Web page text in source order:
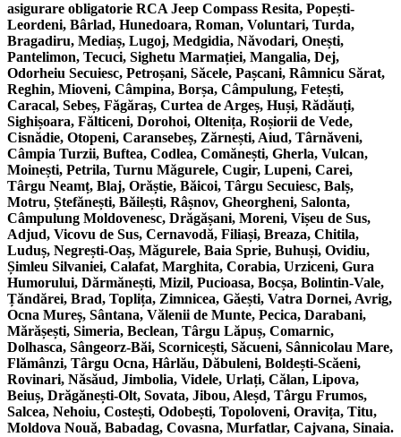
asigurare obligatorie RCA Jeep Compass Resita, Popești-
Leordeni, Bârlad, Hunedoara, Roman, Voluntari, Turda,
Bragadiru, Mediaș, Lugoj, Medgidia, Năvodari, Onești,
Pantelimon, Tecuci, Sighetu Marmației, Mangalia, Dej,
Odorheiu Secuiesc, Petroșani, Săcele, Pașcani, Râmnicu Sărat,
Reghin, Mioveni, Câmpina, Borșa, Câmpulung, Fetești,
Caracal, Sebeș, Făgăraș, Curtea de Argeș, Huși, Rădăuți,
Sighișoara, Fălticeni, Dorohoi, Oltenița, Roșiorii de Vede,
Cisnădie, Otopeni, Caransebeș, Zărnești, Aiud, Târnăveni,
Câmpia Turzii, Buftea, Codlea, Comănești, Gherla, Vulcan,
Moinești, Petrila, Turnu Măgurele, Cugir, Lupeni, Carei,
Târgu Neamț, Blaj, Orăștie, Băicoi, Târgu Secuiesc, Balș,
Motru, Ștefănești, Băilești, Râșnov, Gheorgheni, Salonta,
Câmpulung Moldovenesc, Drăgășani, Moreni, Vișeu de Sus,
Adjud, Vicovu de Sus, Cernavodă, Filiași, Breaza, Chitila,
Luduș, Negrești-Oaș, Măgurele, Baia Sprie, Buhuși, Ovidiu,
Șimleu Silvaniei, Calafat, Marghita, Corabia, Urziceni, Gura
Humorului, Dărmănești, Mizil, Pucioasa, Bocșa, Bolintin-Vale,
Țăndărei, Brad, Toplița, Zimnicea, Găești, Vatra Dornei, Avrig,
Ocna Mureș, Sântana, Vălenii de Munte, Pecica, Darabani,
Mărășești, Simeria, Beclean, Târgu Lăpuș, Comarnic,
Dolhasca, Sângeorz-Băi, Scornicești, Săcueni, Sânnicolau Mare,
Flămânzi, Târgu Ocna, Hârlău, Dăbuleni, Boldești-Scăeni,
Rovinari, Năsăud, Jimbolia, Videle, Urlați, Călan, Lipova,
Beiuș, Drăgănești-Olt, Sovata, Jibou, Aleșd, Târgu Frumos,
Salcea, Nehoiu, Costești, Odobești, Topoloveni, Oravița, Titu,
Moldova Nouă, Babadag, Covasna, Murfatlar, Cajvana, Sinaia.